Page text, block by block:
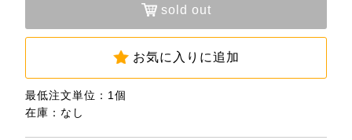
sold out
お気に入りに追加
最低注文単位：1個
在庫：なし